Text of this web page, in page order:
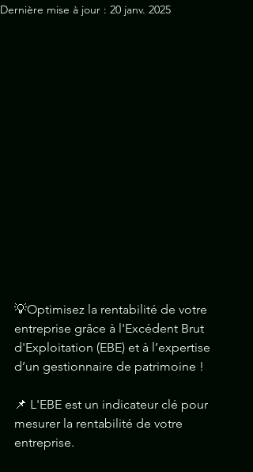
Dernière mise à jour : 20 janv. 2025
💡Optimisez la rentabilité de votre
entreprise grâce à l'Excédent Brut
d'Exploitation (EBE) et à l’expertise
d’un gestionnaire de patrimoine !
📌 L'EBE est un indicateur clé pour
mesurer la rentabilité de votre
entreprise.